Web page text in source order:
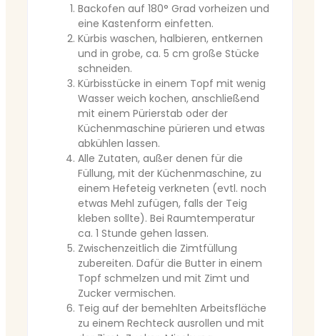
Backofen auf 180° Grad vorheizen und
eine Kastenform einfetten.
Kürbis waschen, halbieren, entkernen
und in grobe, ca. 5 cm große Stücke
schneiden.
Kürbisstücke in einem Topf mit wenig
Wasser weich kochen, anschließend
mit einem Pürierstab oder der
Küchenmaschine pürieren und etwas
abkühlen lassen.
Alle Zutaten, außer denen für die
Füllung, mit der Küchenmaschine, zu
einem Hefeteig verkneten (evtl. noch
etwas Mehl zufügen, falls der Teig
kleben sollte). Bei Raumtemperatur
ca. 1 Stunde gehen lassen.
Zwischenzeitlich die Zimtfüllung
zubereiten. Dafür die Butter in einem
Topf schmelzen und mit Zimt und
Zucker vermischen.
Teig auf der bemehlten Arbeitsfläche
zu einem Rechteck ausrollen und mit